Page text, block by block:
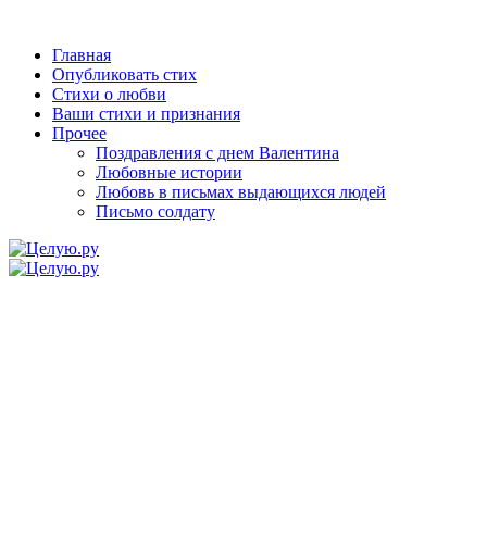
Главная
Опубликовать стих
Стихи о любви
Ваши стихи и признания
Прочее
Поздравления с днем Валентина
Любовные истории
Любовь в письмах выдающихся людей
Письмо солдату